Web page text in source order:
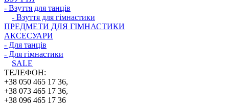
- Взуття для танців
- Взуття для гімнастики
ПРЕДМЕТИ ДЛЯ ГІМНАСТИКИ
АКСЕСУАРИ
- Для танців
- Для гімнастики
SALE
ТЕЛЕФОН:
+38 050 465 17 36,
+38 073 465 17 36,
+38 096 465 17 36